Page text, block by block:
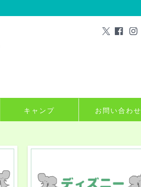
キャンプ お問い合わせ